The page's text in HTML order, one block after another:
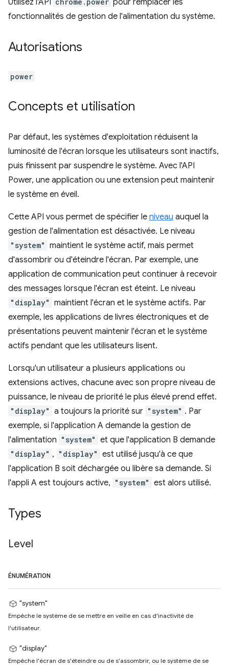
Utilisez l'API
pour remplacer les
fonctionnalités de gestion de l'alimentation du système.
Autorisations
power
Concepts et utilisation
Par défaut, les systèmes d'exploitation réduisent la
luminosité de l'écran lorsque les utilisateurs sont inactifs,
puis finissent par suspendre le système. Avec l'API
Power, une application ou une extension peut maintenir
le système en éveil.
Cette API vous permet de spécifier le niveau auquel la
gestion de l'alimentation est désactivée. Le niveau
"system" maintient le système actif, mais permet
d'assombrir ou d'éteindre l'écran. Par exemple, une
application de communication peut continuer à recevoir
des messages lorsque l'écran est éteint. Le niveau
"display" maintient l'écran et le système actifs. Par
exemple, les applications de livres électroniques et de
présentations peuvent maintenir l'écran et le système
actifs pendant que les utilisateurs lisent.
Lorsqu'un utilisateur a plusieurs applications ou
extensions actives, chacune avec son propre niveau de
puissance, le niveau de priorité le plus élevé prend effet.
"display" a toujours la priorité sur "system" . Par
exemple, si l'application A demande la gestion de
l'alimentation "system" et que l'application B demande
"display" , "display" est utilisé jusqu'à ce que
l'application B soit déchargée ou libère sa demande. Si
l'appli A est toujours active, "system" est alors utilisé.
Types
Level
ÉNUMÉRATION
"system"
Empêche le système de se mettre en veille en cas d'inactivité de
l'utilisateur.
"display"
Empêche l'écran de s'éteindre ou de s'assombrir, ou le système de se